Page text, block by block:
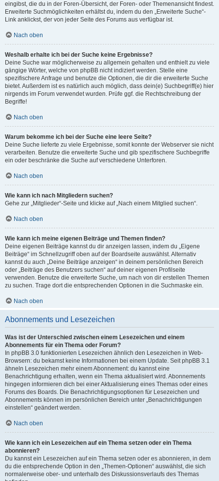
eingibst, die du in der Foren-Übersicht, der Foren- oder Themenansicht findest.
Erweiterte Suchmöglichkeiten erhältst du, indem du den „Erweiterte Suche“-
Link anklickst, der von jeder Seite des Forums aus verfügbar ist.
Nach oben
Weshalb erhalte ich bei der Suche keine Ergebnisse?
Deine Suche war möglicherweise zu allgemein gehalten und enthielt zu viele
gängige Wörter, welche von phpBB nicht indiziert werden. Stelle eine
spezifischere Anfrage und benutze die Optionen, die dir die erweiterte Suche
bietet. Außerdem ist es natürlich auch möglich, dass dein(e) Suchbegriff(e) hier
nirgends im Forum verwendet wurden. Prüfe ggf. die Rechtschreibung der
Begriffe!
Nach oben
Warum bekomme ich bei der Suche eine leere Seite?
Deine Suche lieferte zu viele Ergebnisse, somit konnte der Webserver sie nicht
verarbeiten. Benutze die erweiterte Suche und gib spezifischere Suchbegriffe
ein oder beschränke die Suche auf verschiedene Unterforen.
Nach oben
Wie kann ich nach Mitgliedern suchen?
Gehe zur „Mitglieder“-Seite und klicke auf „Nach einem Mitglied suchen“.
Nach oben
Wie kann ich meine eigenen Beiträge und Themen finden?
Deine eigenen Beiträge kannst du dir anzeigen lassen, indem du „Eigene
Beiträge“ im Schnellzugriff oben auf der Boardseite auswählst. Alternativ
kannst du auch „Deine Beiträge anzeigen“ in deinem persönlichen Bereich
oder „Beiträge des Benutzers suchen“ auf deiner eigenen Profilseite
verwenden. Benutze die erweiterte Suche, um nach von dir erstellen Themen
zu suchen. Trage dort die entsprechenden Optionen in die Suchmaske ein.
Nach oben
Abonnements und Lesezeichen
Was ist der Unterschied zwischen einem Lesezeichen und einem
Abonnements für ein Thema oder Forum?
In phpBB 3.0 funktionierten Lesezeichen ähnlich den Lesezeichen in Web-
Browsern: du bekamst keine Informationen bei einem Update. Seit phpBB 3.1
ähneln Lesezeichen mehr einem Abonnement: du kannst eine
Benachrichtigung erhalten, wenn ein Thema aktualisiert wird. Abonnements
hingegen informieren dich bei einer Aktualisierung eines Themas oder eines
Forums des Boards. Die Benachrichtigungsoptionen für Lesezeichen und
Abonnements können im persönlichen Bereich unter „Benachrichtigungen
einstellen“ geändert werden.
Nach oben
Wie kann ich ein Lesezeichen auf ein Thema setzen oder ein Thema
abonnieren?
Du kannst ein Lesezeichen auf ein Thema setzen oder es abonnieren, in dem
du die entsprechende Option in den „Themen-Optionen“ auswählst, die sich
normalerweise ober- und unterhalb des Diskussionsverlaufs des Themas